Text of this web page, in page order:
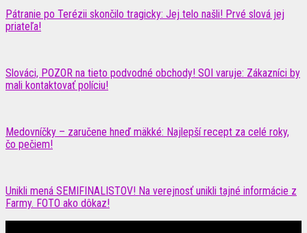
Pátranie po Terézii skončilo tragicky: Jej telo našli! Prvé slová jej
priateľa!
Slováci, POZOR na tieto podvodné obchody! SOI varuje: Zákazníci by
mali kontaktovať políciu!
Medovníčky – zaručene hneď mäkké: Najlepší recept za celé roky,
čo pečiem!
Unikli mená SEMIFINALISTOV! Na verejnosť unikli tajné informácie z
Farmy. FOTO ako dôkaz!